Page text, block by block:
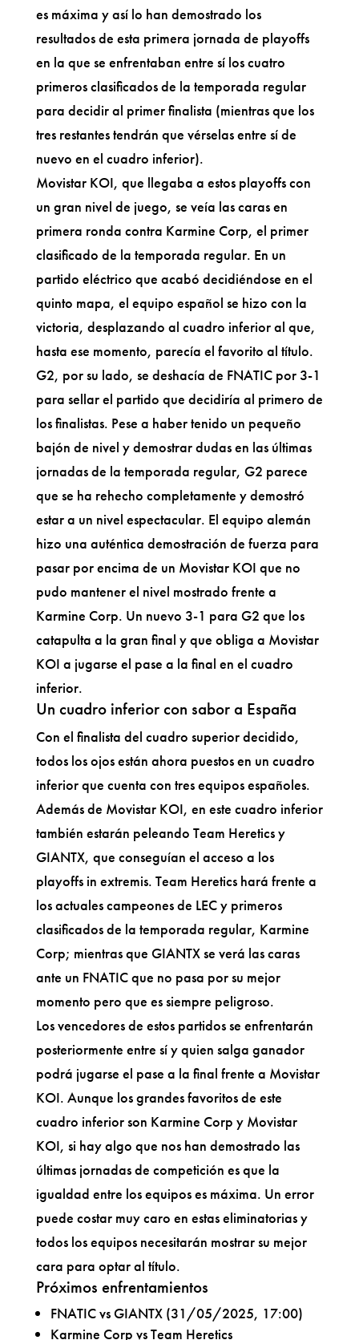
es máxima y así lo han demostrado los
resultados de esta primera jornada de playoffs
en la que se enfrentaban entre sí los cuatro
primeros clasificados de la temporada regular
para decidir al primer finalista (mientras que los
tres restantes tendrán que vérselas entre sí de
nuevo en el cuadro inferior).
Movistar KOI, que llegaba a estos playoffs con
un gran nivel de juego, se veía las caras en
primera ronda contra Karmine Corp, el primer
clasificado de la temporada regular. En un
partido eléctrico que acabó decidiéndose en el
quinto mapa, el equipo español se hizo con la
victoria, desplazando al cuadro inferior al que,
hasta ese momento, parecía el favorito al título.
G2, por su lado, se deshacía de FNATIC por 3-1
para sellar el partido que decidiría al primero de
los finalistas. Pese a haber tenido un pequeño
bajón de nivel y demostrar dudas en las últimas
jornadas de la temporada regular, G2 parece
que se ha rehecho completamente y demostró
estar a un nivel espectacular. El equipo alemán
hizo una auténtica demostración de fuerza para
pasar por encima de un Movistar KOI que no
pudo mantener el nivel mostrado frente a
Karmine Corp. Un nuevo 3-1 para G2 que los
catapulta a la gran final y que obliga a Movistar
KOI a jugarse el pase a la final en el cuadro
inferior.
Un cuadro inferior con sabor a España
Con el finalista del cuadro superior decidido,
todos los ojos están ahora puestos en un cuadro
inferior que cuenta con tres equipos españoles.
Además de Movistar KOI, en este cuadro inferior
también estarán peleando Team Heretics y
GIANTX, que conseguían el acceso a los
playoffs in extremis. Team Heretics hará frente a
los actuales campeones de LEC y primeros
clasificados de la temporada regular, Karmine
Corp; mientras que GIANTX se verá las caras
ante un FNATIC que no pasa por su mejor
momento pero que es siempre peligroso.
Los vencedores de estos partidos se enfrentarán
posteriormente entre sí y quien salga ganador
podrá jugarse el pase a la final frente a Movistar
KOI. Aunque los grandes favoritos de este
cuadro inferior son Karmine Corp y Movistar
KOI, si hay algo que nos han demostrado las
últimas jornadas de competición es que la
igualdad entre los equipos es máxima. Un error
puede costar muy caro en estas eliminatorias y
todos los equipos necesitarán mostrar su mejor
cara para optar al título.
Próximos enfrentamientos
FNATIC vs GIANTX (31/05/2025, 17:00)
Karmine Corp vs Team Heretics